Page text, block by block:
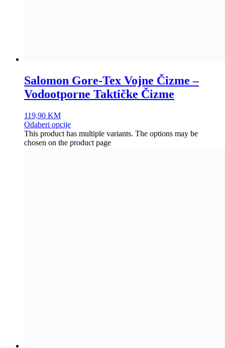
Salomon Gore-Tex Vojne Čizme –
Vodootporne Taktičke Čizme
119,90 KM
Odaberi opcije
This product has multiple variants. The options may be
chosen on the product page